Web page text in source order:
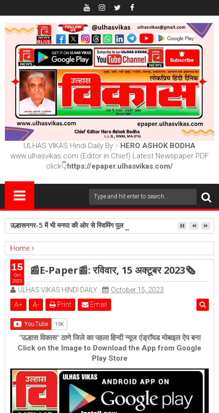
ULHAS VIKAS Hindi Daily By :- HERO ASHOK BODHA
www.ulhasvikas.com (Editor in Chief) Latest Newspaper PDF
click👇https://epaper.ulhasvikas.com/
उल्हासनगर-5 में भी मनपा की ओर से स्विमिंग पुल सुविधा हो- शेरी लुंड
Home
ambernath
bhiwandi epaper Featured
kalyan
ulhasnagar
📰E-Paper📰: रविवार, 15 अक्टूबर 2023🗞
📰E-Paper📰: रविवार, 15 अक्टूबर 2023🗞
ULHAS VIKAS HINDI DAILY
October 15, 2023
A+ A- Print Email
"उल्हास विकास" ठाणे जिले का पहला हिन्दी न्यूज एंड्रॉयड मोबाइल ऐप बना
Click on the Image to Download the App from Google
Play Store
15
Oct
2023